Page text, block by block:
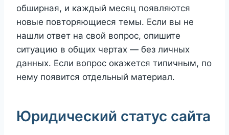
обширная, и каждый месяц появляются
новые повторяющиеся темы. Если вы не
нашли ответ на свой вопрос, опишите
ситуацию в общих чертах — без личных
данных. Если вопрос окажется типичным, по
нему появится отдельный материал.
Юридический статус сайта